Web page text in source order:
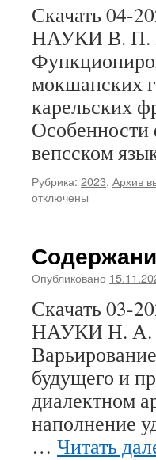
Скачать
НАУКИ В. П.
мокшанских
карельских
вепсском
Рубрика: 2023, Архив
отключены
Опубликовано
Скачать
НАУКИ Н. А.
будущего и
диалектном
наполнение
… Читать